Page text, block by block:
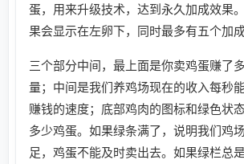
蛋，用来升级技术，达到永久加成效果
果会显示在左卵下，同时最多有五个加成
三个部分中间，最上面是你卖鸡蛋赚了
量；中间是我们养鸡场现在的收入每秒
赚钱的速度；底部鸡肉的图标和绿色状
多少鸡蛋。如果绿条满了，说明我们鸡
足，鸡蛋不能及时卖出去。如果绿栏总